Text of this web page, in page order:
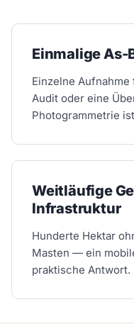
Einmalige
Einzelne
Audit oder eine
Photogrammetrie
Weitläufige
Infrastruktur
Hunderte Hektar
Masten — ein
praktische Antwort.